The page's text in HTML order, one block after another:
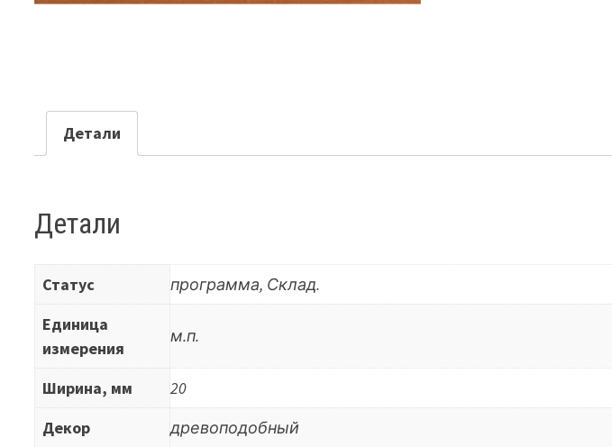
Детали
Детали
Статус
программа, Склад.
Единица
измерения
м.п.
Ширина, мм
20
Декор
древоподобный